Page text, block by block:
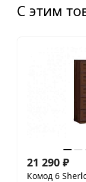
С этим
21 290 ₽
Комод 6